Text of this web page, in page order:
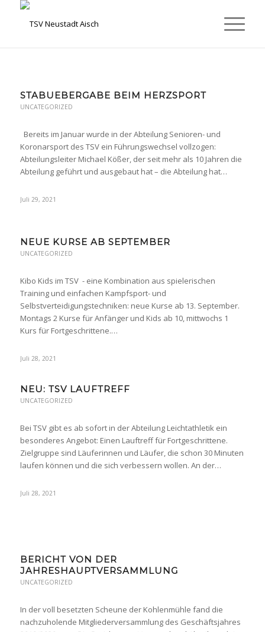
STABUEBERGABE BEIM HERZSPORT
UNCATEGORIZED
Bereits im Januar wurde in der Abteilung Senioren- und
Koronarsport des TSV ein Führungswechsel vollzogen:
Abteilungsleiter Michael Kößer, der seit mehr als 10 Jahren die
Abteilung geführt und ausgebaut hat – die Abteilung hat…
Juli 29, 2021
NEUE KURSE AB SEPTEMBER
UNCATEGORIZED
Kibo Kids im TSV - eine Kombination aus spielerischen
Training und einfachen Kampfsport- und
Selbstverteidigungstechniken: neue Kurse ab 13. September.
Montags 2 Kurse für Anfänger und Kids ab 10, mittwochs 1
Kurs für Fortgeschrittene.…
Juli 28, 2021
NEU: TSV LAUFTREFF
UNCATEGORIZED
Bei TSV gibt es ab sofort in der Abteilung Leichtathletik ein
besonderes Angebot: Einen Lauftreff für Fortgeschrittene.
Zielgruppe sind Läuferinnen und Läufer, die schon 30 Minuten
laufen können und die sich verbessern wollen. An der…
Juli 28, 2021
BERICHT VON DER
JAHRESHAUPTVERSAMMLUNG
UNCATEGORIZED
In der voll besetzten Scheune der Kohlenmühle fand die
nachzuholende Mitgliederversammlung des Geschäftsjahres